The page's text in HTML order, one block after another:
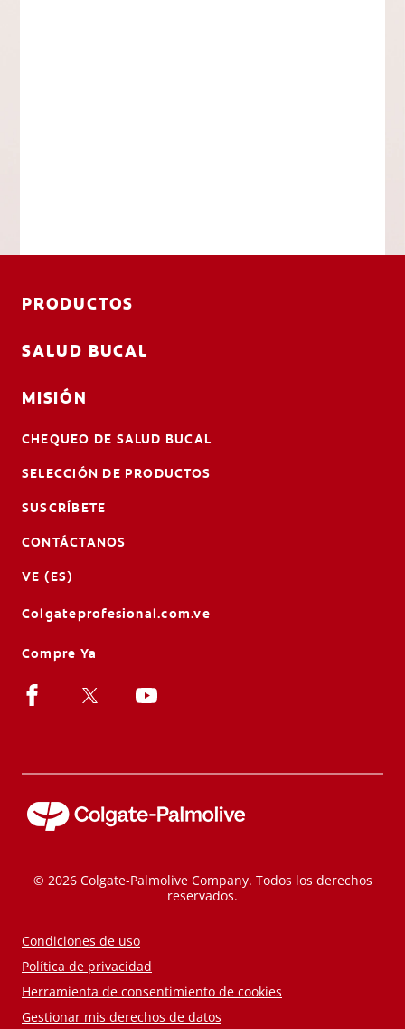
PRODUCTOS
SALUD BUCAL
MISIÓN
CHEQUEO DE SALUD BUCAL
SELECCIÓN DE PRODUCTOS
SUSCRÍBETE
CONTÁCTANOS
VE (ES)
Colgateprofesional.com.ve
Compre Ya
© 2026 Colgate-Palmolive Company. Todos los derechos
reservados.
Condiciones de uso
Política de privacidad
Herramienta de consentimiento de cookies
Gestionar mis derechos de datos